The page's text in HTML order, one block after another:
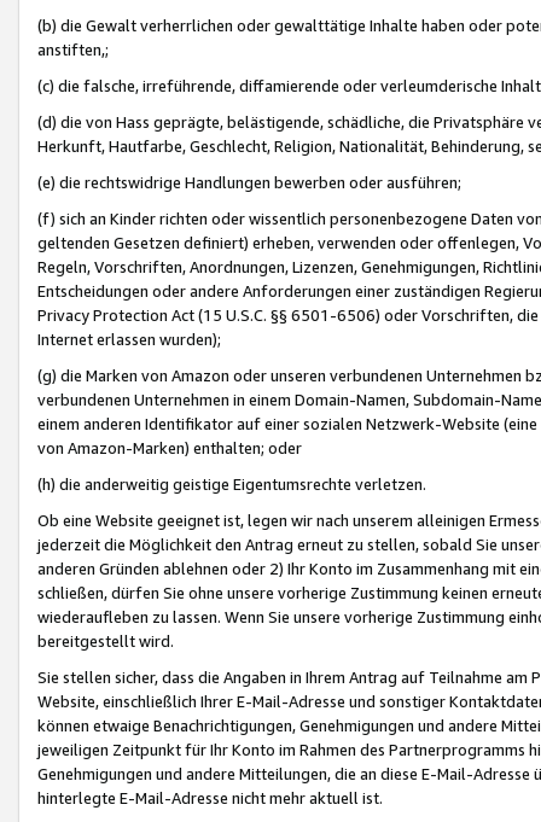
(b) die Gewalt verherrlichen oder gewalttätige Inhalte haben oder
anstiften,;
(c) die falsche, irreführende, diffamierende oder verleumderische
(d) die von Hass geprägte, belästigende, schädliche, die Privatsphäre
Herkunft, Hautfarbe, Geschlecht, Religion, Nationalität, Behinderung,
(e) die rechtswidrige Handlungen bewerben oder ausführen;
(f) sich an Kinder richten oder wissentlich personenbezogene Daten
geltenden Gesetzen definiert) erheben, verwenden oder offenlegen,
Regeln, Vorschriften, Anordnungen, Lizenzen, Genehmigungen,
Entscheidungen oder andere Anforderungen einer zuständigen
Privacy Protection Act (15 U.S.C. §§ 6501-6506) oder Vorschriften,
Internet erlassen wurden);
(g) die Marken von Amazon oder unseren verbundenen Unternehmen
verbundenen Unternehmen in einem Domain-Namen, Subdomain-
einem anderen Identifikator auf einer sozialen Netzwerk-Website
von Amazon-Marken) enthalten; oder
(h) die anderweitig geistige Eigentumsrechte verletzen.
Ob eine Website geeignet ist, legen wir nach unserem alleinigen
jederzeit die Möglichkeit den Antrag erneut zu stellen, sobald Sie
anderen Gründen ablehnen oder 2) Ihr Konto im Zusammenhang mit
schließen, dürfen Sie ohne unsere vorherige Zustimmung keinen
wiederaufleben zu lassen. Wenn Sie unsere vorherige Zustimmung
bereitgestellt wird.
Sie stellen sicher, dass die Angaben in Ihrem Antrag auf Teilnahme
Website, einschließlich Ihrer E-Mail-Adresse und sonstiger
können etwaige Benachrichtigungen, Genehmigungen und andere
jeweiligen Zeitpunkt für Ihr Konto im Rahmen des Partnerprogramms
Genehmigungen und andere Mitteilungen, die an diese E-Mail-
hinterlegte E-Mail-Adresse nicht mehr aktuell ist.